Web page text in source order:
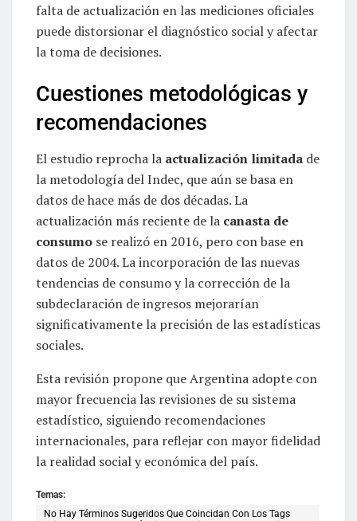
falta de actualización en las mediciones oficiales
puede distorsionar el diagnóstico social y afectar
la toma de decisiones.
Cuestiones metodológicas y
recomendaciones
El estudio reprocha la actualización limitada de
la metodología del Indec, que aún se basa en
datos de hace más de dos décadas. La
actualización más reciente de la canasta de
consumo se realizó en 2016, pero con base en
datos de 2004. La incorporación de las nuevas
tendencias de consumo y la corrección de la
subdeclaración de ingresos mejorarían
significativamente la precisión de las estadísticas
sociales.
Esta revisión propone que Argentina adopte con
mayor frecuencia las revisiones de su sistema
estadístico, siguiendo recomendaciones
internacionales, para reflejar con mayor fidelidad
la realidad social y económica del país.
Temas:
No Hay Términos Sugeridos Que Coincidan Con Los Tags